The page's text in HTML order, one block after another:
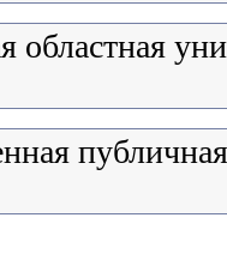
областная